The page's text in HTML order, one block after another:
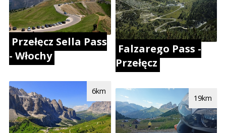
Przełęcz Sella Pass
- Włochy
6km
Falzarego Pass -
Przełęcz
19km